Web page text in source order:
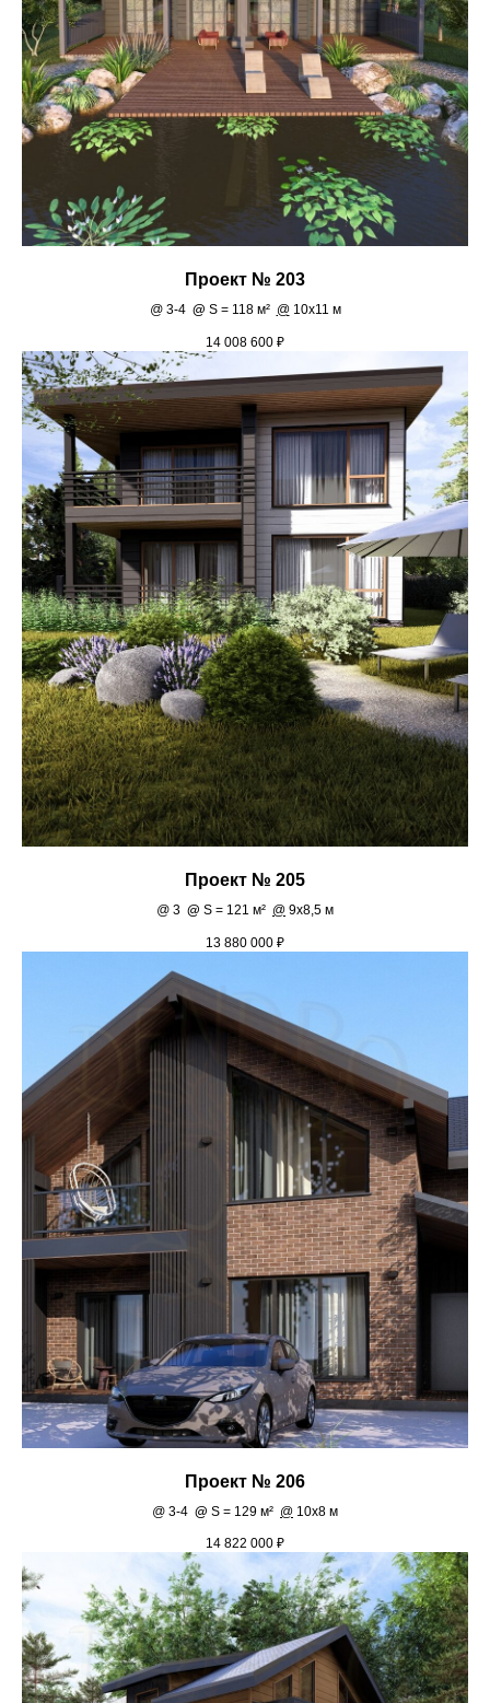
Проект № 203
@ 3-4 @ S = 118 м² @10х11 м
14 008 600 ₽
Проект № 205
@ 3 @ S = 121 м² @ 9х8,5 м
13 880 000 ₽
Проект № 206
@ 3-4 @ S = 129 м² @ 10х8 м
14 822 000 ₽